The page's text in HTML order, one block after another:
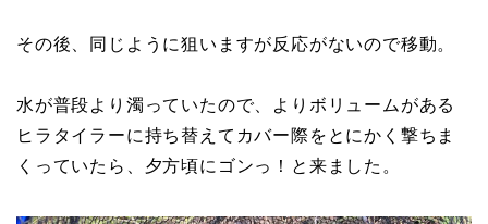
その後、同じように狙いますが反応がないので移動。
水が普段より濁っていたので、よりボリュームがある
ヒラタイラーに持ち替えてカバー際をとにかく撃ちま
くっていたら、夕方頃にゴンっ！と来ました。